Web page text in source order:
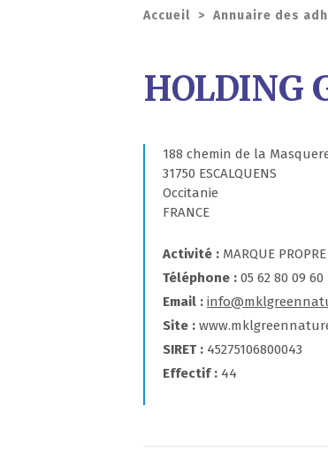
Accueil > Annuaire des
HOLDING
188 chemin de la
31750 ESCALQUENS
Occitanie
FRANCE
Activité
MARQUE PROPRE
Téléphone
05 62 80 09 60
Email
Site
SIRET
45275106800043
Effectif
44